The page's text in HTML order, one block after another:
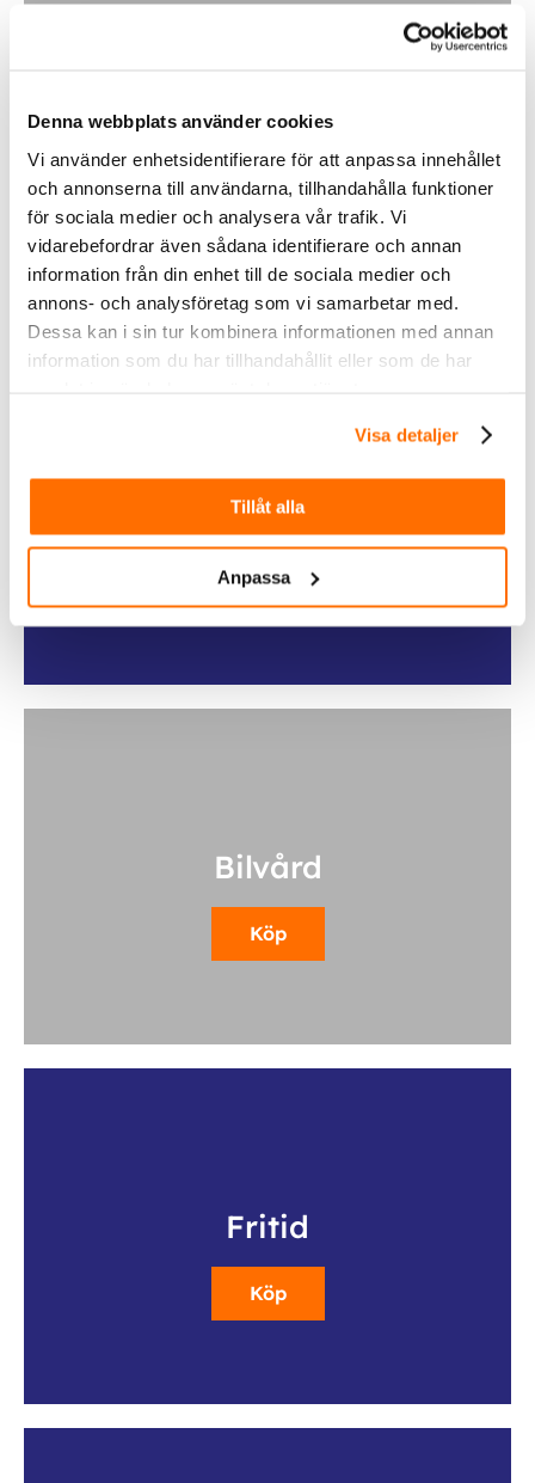
Denna webbplats använder cookies
Vi använder enhetsidentifierare för att anpassa innehållet
och annonserna till användarna, tillhandahålla funktioner
för sociala medier och analysera vår trafik. Vi
vidarebefordrar även sådana identifierare och annan
information från din enhet till de sociala medier och
annons- och analysföretag som vi samarbetar med.
Dessa kan i sin tur kombinera informationen med annan
information som du har tillhandahållit eller som de har
Visa detaljer
Tillåt alla
Anpassa
Fordonsbelysning
Köp
Inom &
utomhusbelysning
Köp
Fritid
Köp
Bilvård
Köp